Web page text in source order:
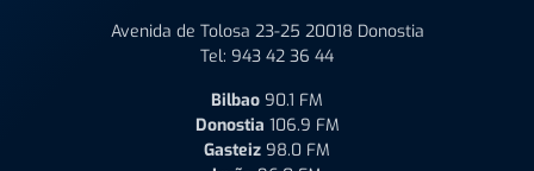
Avenida de Tolosa 23-25 20018 Donostia
Tel: 943 42 36 44
Bilbao 90.1 FM
Donostia 106.9 FM
Gasteiz 98.0 FM